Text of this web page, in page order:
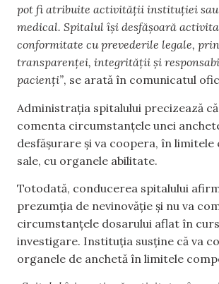
pot fi atribuite activității instituției
medical. Spitalul își desfășoară
conformitate cu prevederile legale,
transparenței, integrității și
pacienți”, se arată în comunicatul
Administrația spitalului precizează că
comenta circumstanțele unei
desfășurare și va coopera, în
sale, cu organele abilitate.
Totodată, conducerea spitalului
prezumția de nevinovăție și nu va
circumstanțele dosarului aflat în
investigare. Instituția susține că va
organele de anchetă în limitele